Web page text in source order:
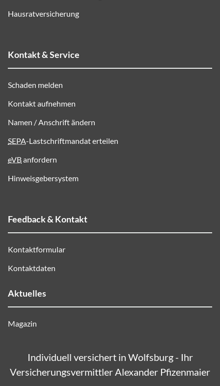
Hausratversicherung
Kontakt & Service
Schaden melden
Kontakt aufnehmen
Namen / Anschrift ändern
SEPA-Lastschriftmandat erteilen
eVBanfordern
Hinweisgebersystem
Feedback & Kontakt
Kontaktformular
Kontaktdaten
Aktuelles
Magazin
Individuell versichert in Wolfsburg - Ihr
Versicherungsvermittler Alexander Pfizenmaier